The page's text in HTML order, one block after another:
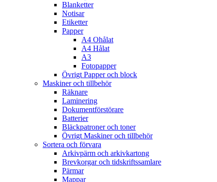
Blanketter
Notisar
Etiketter
Papper
A4 Ohålat
A4 Hålat
A3
Fotopapper
Övrigt Papper och block
Maskiner och tillbehör
Räknare
Laminering
Dokumentförstörare
Batterier
Bläckpatroner och toner
Övrigt Maskiner och tillbehör
Sortera och förvara
Arkivpärm och arkivkartong
Brevkorgar och tidskriftssamlare
Pärmar
Mappar